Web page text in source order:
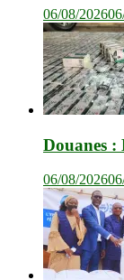
06/08/2026
Douanes :
06/08/2026